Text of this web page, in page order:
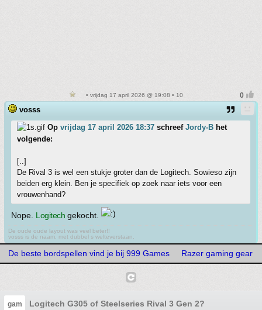
• vrijdag 17 april 2026 @ 19:08 • 10
vosss
Op vrijdag 17 april 2026 18:37 schreef Jordy-B het
volgende:
[..]
De Rival 3 is wel een stukje groter dan de Logitech. Sowieso zijn
beiden erg klein. Ben je specifiek op zoek naar iets voor een
vrouwenhand?
Nope. Logitech gekocht.
De oude oude layout was veel beter!!
vosss is de naam, met dubbel s welteverstaan.
De beste bordspellen vind je bij 999 Games Razer gaming gear
gam Logitech G305 of Steelseries Rival 3 Gen 2?